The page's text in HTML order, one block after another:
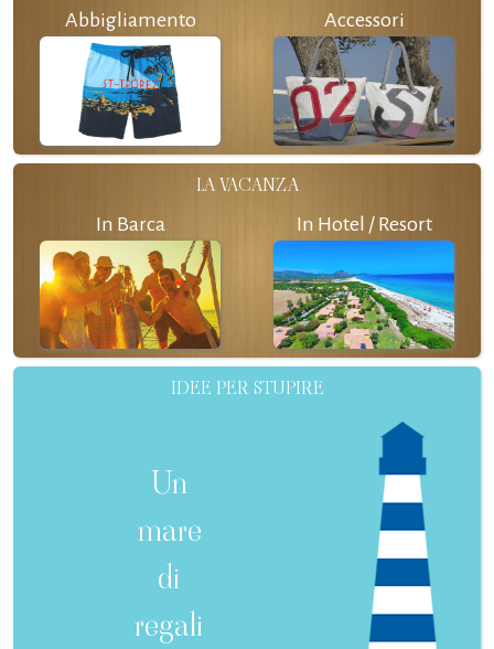
Abbigliamento Accessori
LA VACANZA
In Barca In Hotel / Resort
IDEE PER STUPIRE
Un
mare
di
regali